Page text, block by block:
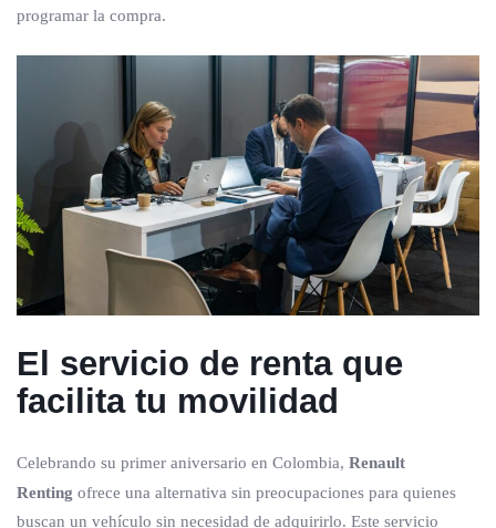
programar la compra.
El servicio de renta que
facilita tu movilidad
Celebrando su primer aniversario en Colombia, Renault
Renting ofrece una alternativa sin preocupaciones para quienes
buscan un vehículo sin necesidad de adquirirlo. Este servicio